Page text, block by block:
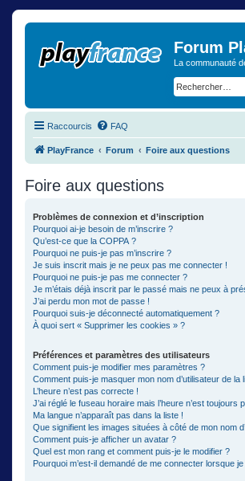
Forum
La communauté
Raccourcis FAQ
PlayFrance Forum Foire aux questions
Foire aux questions
Problèmes de connexion et d’inscription
Pourquoi ai-je besoin de m’inscrire ?
Qu’est-ce que la COPPA ?
Pourquoi ne puis-je pas m’inscrire ?
Je suis inscrit mais je ne peux pas me connecter !
Pourquoi ne puis-je pas me connecter ?
Je m’étais déjà inscrit par le passé mais ne peux à
J’ai perdu mon mot de passe !
Pourquoi suis-je déconnecté automatiquement ?
À quoi sert « Supprimer les cookies » ?
Préférences et paramètres des utilisateurs
Comment puis-je modifier mes paramètres ?
Comment puis-je masquer mon nom d’utilisateur de
L’heure n’est pas correcte !
J’ai réglé le fuseau horaire mais l’heure n’est toujours
Ma langue n’apparaît pas dans la liste !
Que signifient les images situées à côté de mon nom
Comment puis-je afficher un avatar ?
Quel est mon rang et comment puis-je le modifier ?
Pourquoi m’est-il demandé de me connecter lorsque